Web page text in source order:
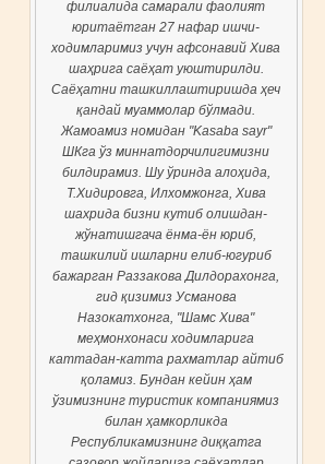
филиалида самарали фаолият
юритаётган 27 нафар ишчи-
ходимларимиз учун афсонавий Хива
шаҳрига саёҳат уюштирилди.
Саёҳатни ташкиллаштиришда ҳеч
қандай муаммолар бўлмади.
Жамоамиз номидан "Kasaba sayr"
ШКга ўз миннатдорчилигимизни
билдирамиз. Шу ўринда алоҳида,
Т.Хидировга, Илхомжонга, Хива
шахрида бизни кутиб олишдан-
жўнатишгача ёнма-ён юриб,
ташкилий ишларни елиб-югуриб
бажарган Раззакова Дилдорахонга,
гид қизимиз Усманова
Назокатхонга, "Шамс Хива"
меҳмонхонаси ходимларига
каттадан-катта рахматлар айтиб
қоламиз. Бундан кейин ҳам
ўзимизнинг туристик компаниямиз
билан ҳамкорликда
Республикамизнинг диққатга